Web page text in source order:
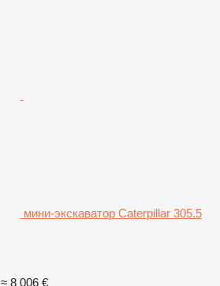
мини-экскаватор Caterpillar 305.5
≈ 8 006 €